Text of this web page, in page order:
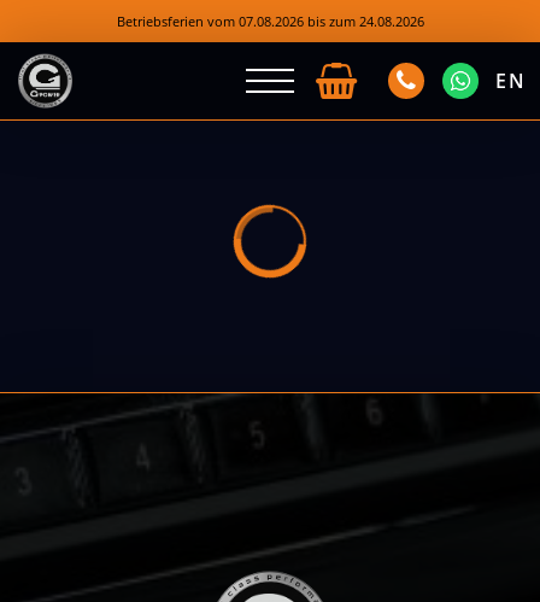
Betriebsferien vom 07.08.2026 bis zum 24.08.2026
EN